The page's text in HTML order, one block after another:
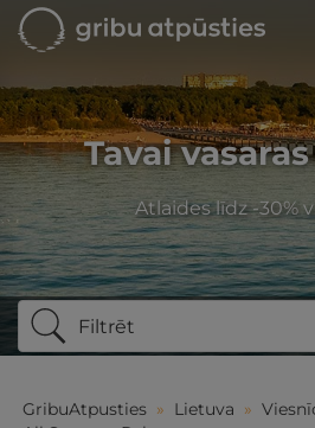
Tavai
Atlaides līdz -30%
Filtrēt
GribuAtpusties » Lietuva »